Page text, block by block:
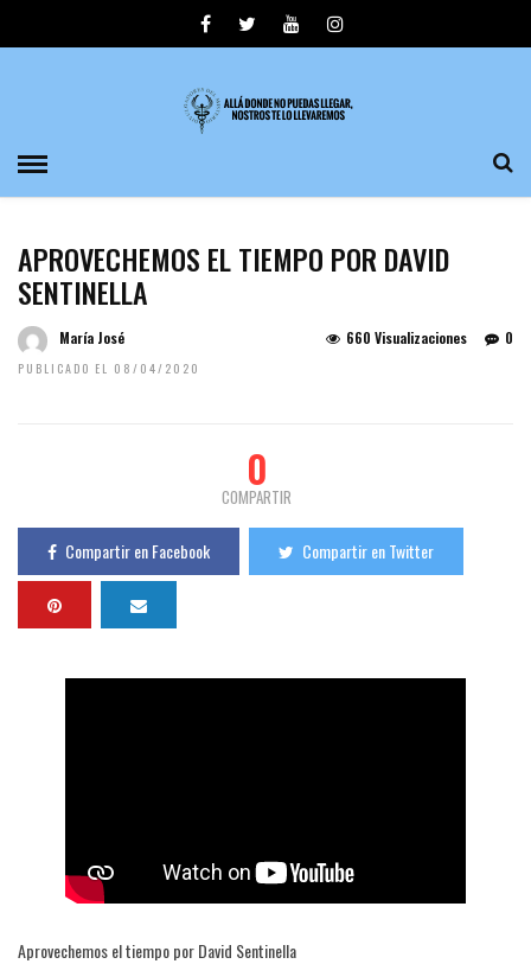
APROVECHEMOS EL TIEMPO POR DAVID
SENTINELLA
María José
PUBLICADO EL 08/04/2020
0
660 Visualizaciones
0
COMPARTIR
Compartir en Facebook Compartir en Twitter
Aprovechemos el tiempo por David Sentinella